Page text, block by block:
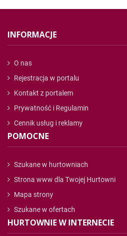
INFORMACJE
O nas
Rejestracja w portalu
Kontakt z portalem
Prywatność i Regulamin
Cennik usług i reklamy
POMOCNE
Szukane w hurtowniach
Strona www dla Twojej Hurtowni
Mapa strony
Szukane w ofertach
HURTOWNIE W INTERNECIE